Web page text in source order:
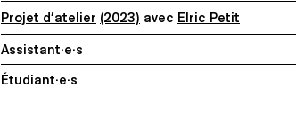
Projet d’atelier (2023) avec Elric Petit
Assistant·e·s
Étudiant·e·s